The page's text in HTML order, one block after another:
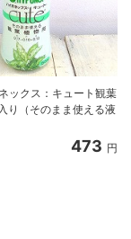
ックス：キュート観葉
り（そのまま使える液
473 円